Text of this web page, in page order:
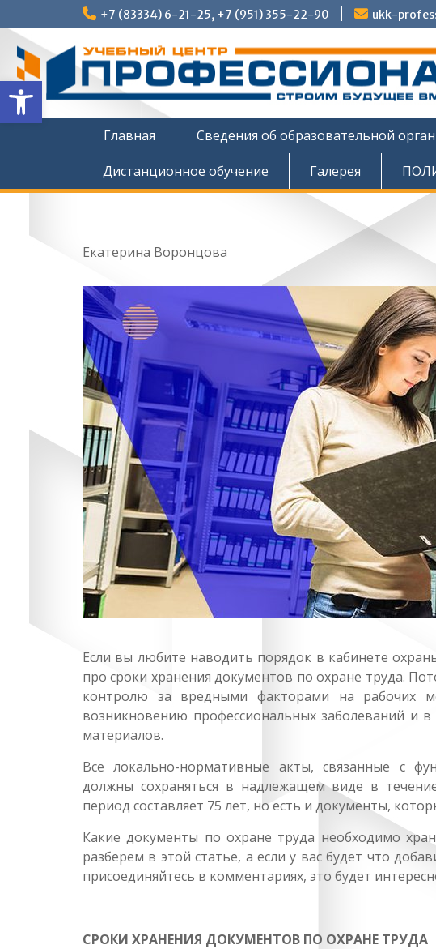
Открыть панель инструментов
к
содержимому
+7 (83334) 6-21-25, +7 (951) 355-22-90 ukk-
Главная Сведения об образовательной
Дистанционное обучение
Галерея
Екатерина Воронцова
Если вы любите наводить порядок в кабинете
про сроки хранения документов по охране труда.
контролю за вредными факторами на рабочих
возникновению профессиональных заболеваний и в
материалов.
Все локально-нормативные акты, связанные с
должны сохраняться в надлежащем виде в
период составляет 75 лет, но есть и документы,
Какие документы по охране труда необходимо
разберем в этой статье, а если у вас будет что
присоединяйтесь в комментариях, это будет
СРОКИ ХРАНЕНИЯ ДОКУМЕНТОВ ПО ОХРАНЕ ТРУДА